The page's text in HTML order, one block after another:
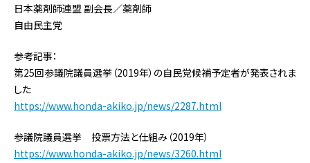
日本薬剤師連盟 副会長／薬剤師
自由民主党
参考記事：
第25回参議院議員選挙（2019年）の自民党候補予定者が発表されま
した
https://www.honda-akiko.jp/news/2287.html
参議院議員選挙 投票方法と仕組み（2019年）
https://www.honda-akiko.jp/news/3260.html